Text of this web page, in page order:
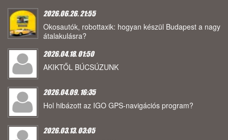
2026.06.26. 21:55
Okosautók, robottaxik: hogyan készül Budapest a nagy
átalakulásra?
2026.04.18. 01:50
AKIKTŐL BÚCSÚZUNK
2026.04.09. 16:35
Hol hibázott az IGO GPS-navigációs program?
2026.03.13. 03:05